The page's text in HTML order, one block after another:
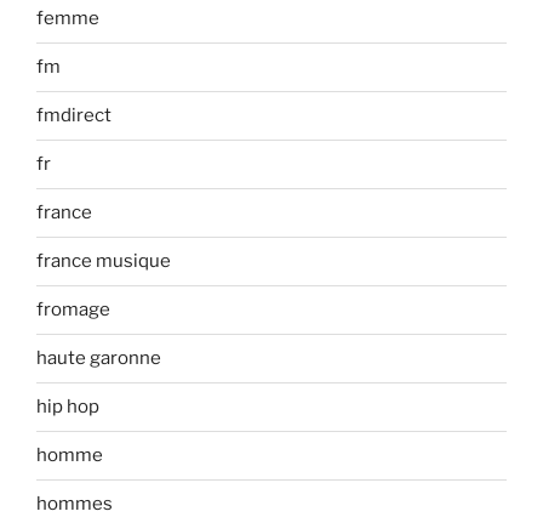
femme
fm
fmdirect
fr
france
france musique
fromage
haute garonne
hip hop
homme
hommes